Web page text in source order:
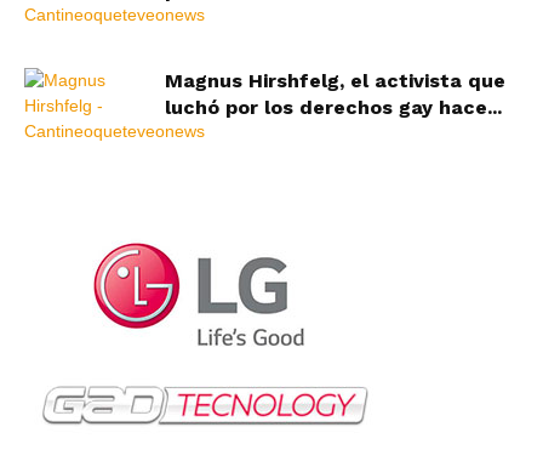
Magnus Hirshfelg, el activista que
luchó por los derechos gay hace...